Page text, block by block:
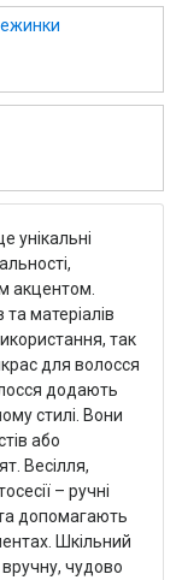
унікальні
акцентом.
матеріалів
так
для волосся
додають
стилі. Вони
або
Весілля,
– ручні
допомагають
Шкільний
чудово